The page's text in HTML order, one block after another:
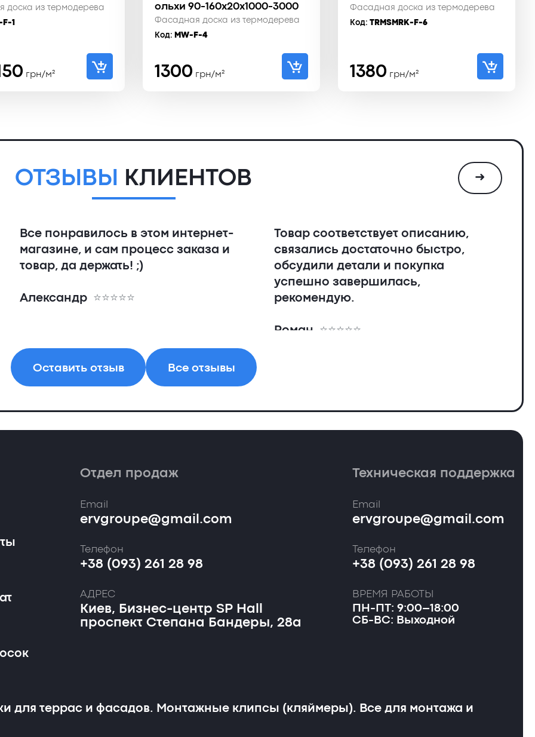
доска из термодерева
F-1
грн/м²
ольхи 90-160x20x1000-3000
Фасадная доска из термодерева
Код: MW-F-4
1300 грн/м²
Фасадная доска из термодерева
Код: TRMSMRK-F-6
1380 грн/м²
ОТЗЫВЫ КЛИЕНТОВ
Все понравилось в этом интернет-
магазине, и сам процесс заказа и
товар, да держать! ;)
Александр
Товар соответствует описанию,
связались достаточно быстро,
обсудили детали и покупка
успешно завершилась,
рекомендую.
Роман
➜
Оставить отзыв Все отзывы
Отдел продаж
Email
ervgroupe@gmail.com
Телефон
+38 (093) 261 28 98
АДРЕС
Киев, Бизнес-центр SP Hall
проспект Степана Бандеры, 28а
Техническая поддержка
Email
ervgroupe@gmail.com
Телефон
+38 (093) 261 28 98
ВРЕМЯ РАБОТЫ
ПН-ПТ: 9:00–18:00
СБ-ВС: Выходной
для террас и фасадов. Монтажные клипсы (кляймеры). Все для монтажа и